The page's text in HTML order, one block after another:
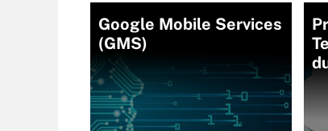
Google Mobile Services
(GMS)